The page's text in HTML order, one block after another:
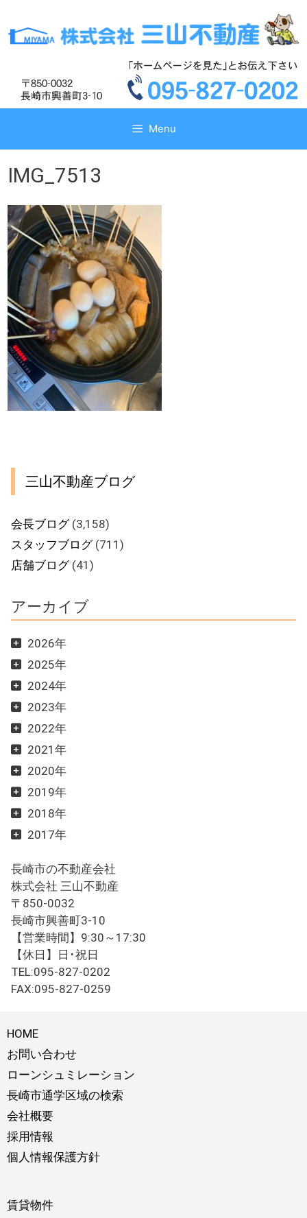
テ
ス
テ
ス
Menu
IMG_7513
三山不動産ブログ
会長ブログ(3,158)
スタッフブログ(711)
店舗ブログ(41)
アーカイブ
2026年
2025年
2024年
2023年
2022年
2021年
2020年
2019年
2018年
2017年
長崎市の不動産会社
株式会社 三山不動産
〒850-0032
長崎市興善町3-10
【営業時間】9:30～17:30
【休日】日･祝日
TEL:095-827-0202
FAX:095-827-0259
HOME
お問い合わせ
ローンシュミレーション
長崎市通学区域の検索
会社概要
採用情報
個人情報保護方針
賃貸物件